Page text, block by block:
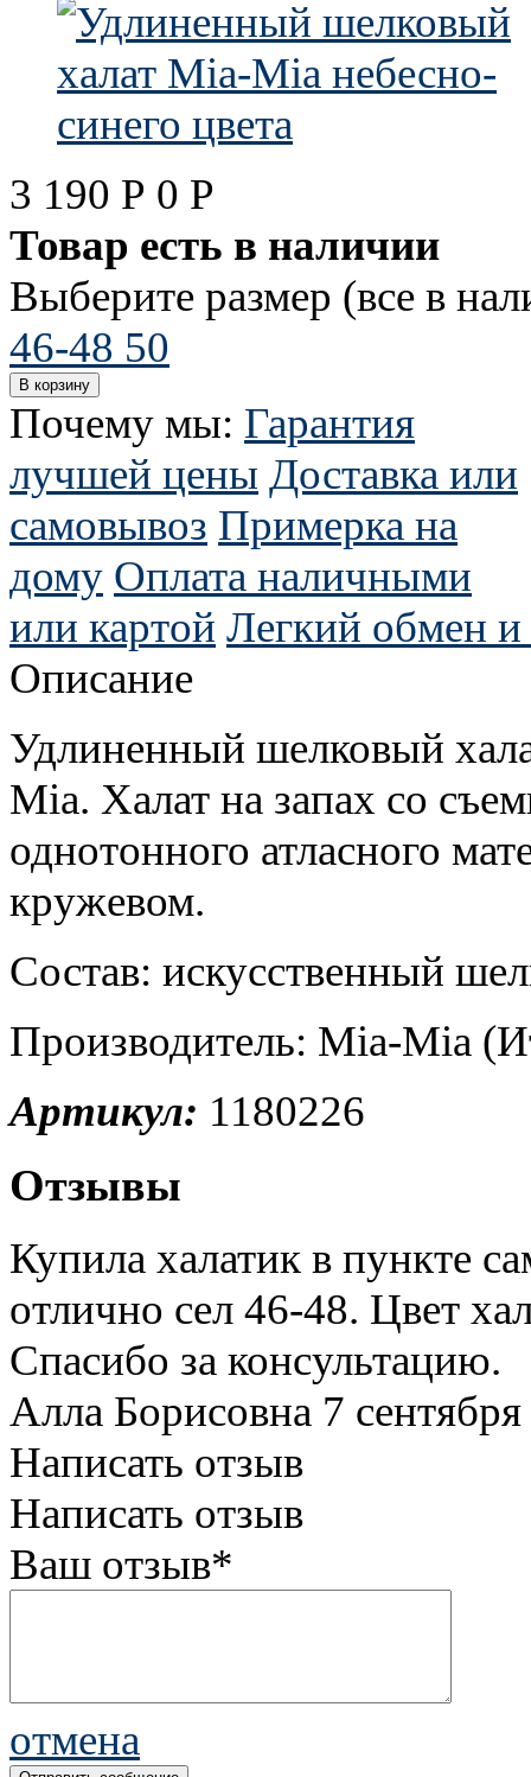
3 190 Р 0 Р
Товар есть в наличии
Выберите размер (все в
46-48 50
Почему мы: Гарантия
лучшей цены Доставка или
самовывоз Примерка на
дому Оплата наличными
или картой Легкий обмен и
Описание
Удлиненный шелковый
Mia. Халат на запах со
однотонного атласного
кружевом.
Состав: искусственный
Производитель: Mia-Mia
Артикул: 1180226
Отзывы
Купила халатик в пункте
отлично сел 46-48. Цвет
Спасибо за консультацию.
Алла Борисовна 7
Написать отзыв
Написать отзыв
Ваш отзыв*
отмена